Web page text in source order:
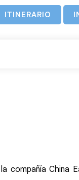
ITINERARIO
compañía China